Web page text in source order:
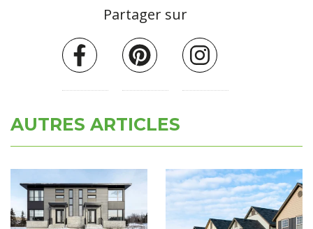
Partager sur
AUTRES ARTICLES